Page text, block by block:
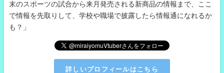
末のスポーツの試合から来月発売される新商品の情報まで、ここ
で情報を先取りして、学校や職場で披露したら情報通になれるか
も？」
詳しいプロフィールはこちら